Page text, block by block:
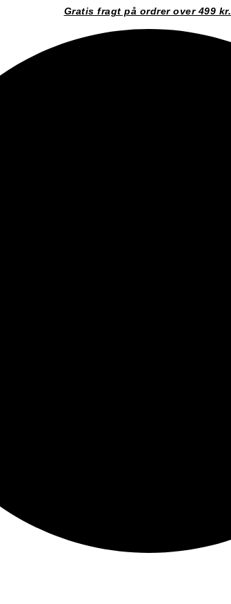
Gratis fragt på ordrer over 499 kr.